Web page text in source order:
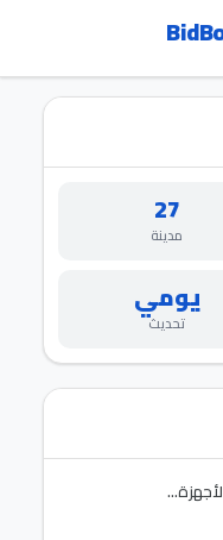
27
مدينة
يومي
تحديث